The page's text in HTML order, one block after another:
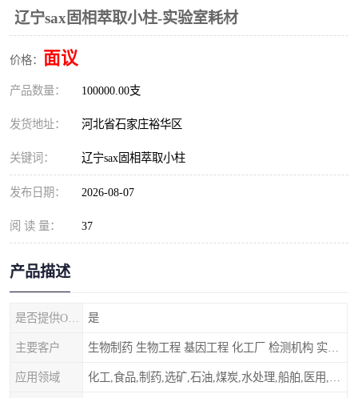
辽宁sax固相萃取小柱-实验室耗材
价格： 面议
产品数量： 100000.00支
发货地址： 河北省石家庄裕华区
关键词： 辽宁sax固相萃取小柱
发布日期： 2026-08-07
阅 读 量： 37
产品描述
是
主要客户
应用领域